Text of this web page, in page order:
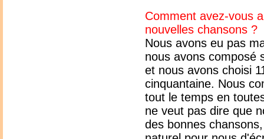
Comment avez-vous
nouvelles chansons ?
Nous avons eu pas
nous avons composé
et nous avons choisi
cinquantaine. Nous
tout le temps en
ne veut pas dire que
des bonnes